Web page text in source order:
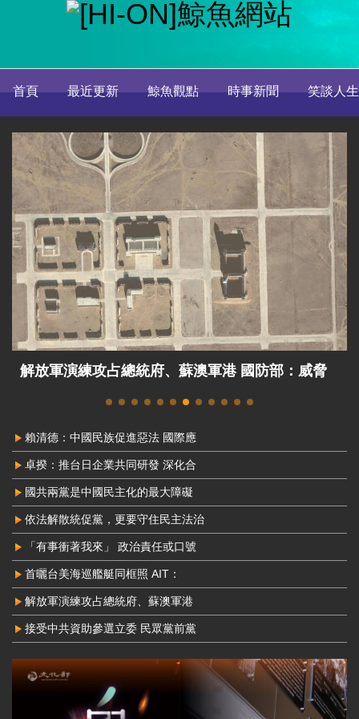
首頁 最近更新 鯨魚觀點 時事新聞 笑談人生
接受中共資助參選立委 民眾黨前黨工馬治薇判刑2
賴清德：中國民族促進惡法 國際應
卓揆：推台日企業共同研發 深化合
國共兩黨是中國民主化的最大障礙
依法解散統促黨，更要守住民主法治
「有事衝著我來」 政治責任或口號
首曬台美海巡艦艇同框照 AIT：
解放軍演練攻占總統府、蘇澳軍港
接受中共資助參選立委 民眾黨前黨